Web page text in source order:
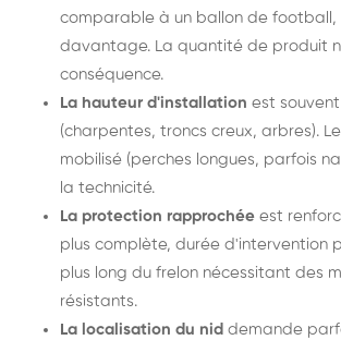
comparable à un ballon de football,
davantage. La quantité de produit
conséquence.
La hauteur d'installation est
(charpentes, troncs creux, arbres).
mobilisé (perches longues, parfois
la technicité.
La protection rapprochée est
plus complète, durée d'intervention
plus long du frelon nécessitant des
résistants.
La localisation du nid demande